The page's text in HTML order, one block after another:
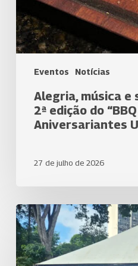
Eventos Notícias
Alegria, música e
2ª edição do
Aniversariantes
27 de julho de 2026
Uniodonto
Londrina
participa
da
EXPO